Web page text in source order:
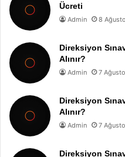
Ücreti
Admin 8
Direksiyon
Alınır?
Admin 7
Direksiyon
Alınır?
Admin 7
Direksiyon